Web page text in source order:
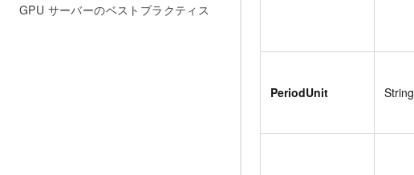
GPU サーバーのベストプラクティス
PeriodUnit String